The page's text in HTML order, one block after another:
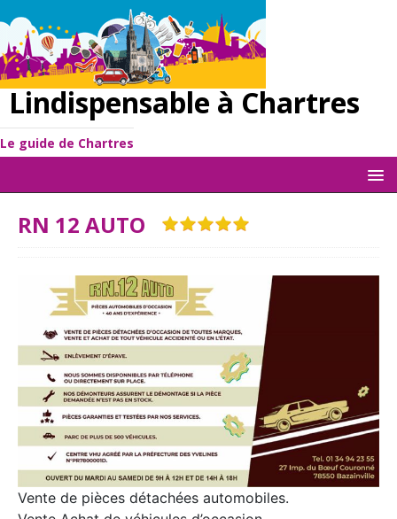
Lindispensable à Chartres
Le guide de Chartres
RN 12 AUTO
Vente de pièces détachées automobiles.